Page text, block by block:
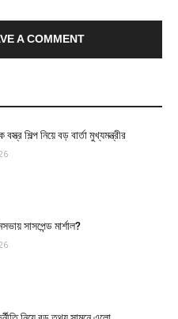
A COMMENT
বস্ত্র শিল্প নিয়ে বড় বার্তা মুখ্যমন্ত্রীর
সাসপেন্ড মার্শাল?